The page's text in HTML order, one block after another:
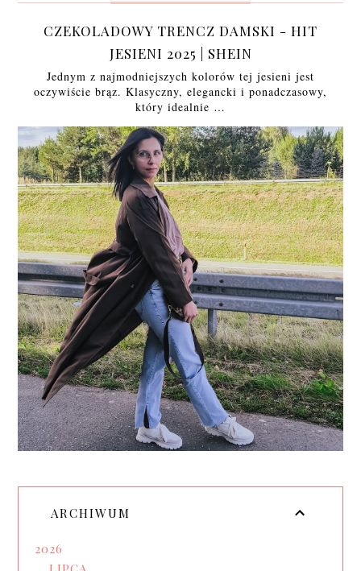
CZEKOLADOWY TRENCZ DAMSKI - HIT
JESIENI 2025 | SHEIN
Jednym z najmodniejszych kolorów tej jesieni jest
oczywiście brąz. Klasyczny, elegancki i ponadczasowy,
który idealnie …
ARCHIWUM
2026